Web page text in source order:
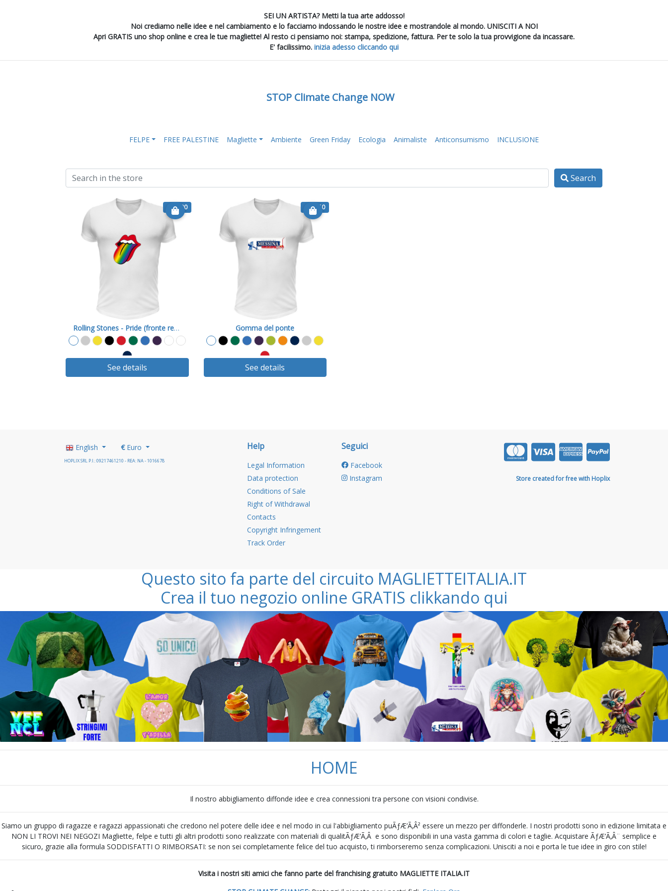
SEI UN ARTISTA? Metti la tua arte addosso!
Noi crediamo nelle idee e nel cambiamento e lo facciamo indossando le nostre idee e mostrandole al mondo. UNISCITI A NOI
Apri GRATIS uno shop online e crea le tue magliette! Al resto ci pensiamo noi: stampa, spedizione, fattura. Per te solo la tua provvigione da incassare.
E' facilissimo. inizia adesso cliccando qui
STOP Climate Change NOW
FELPE FREE PALESTINE Magliette Ambiente Green Friday Ecologia Animaliste Anticonsumismo INCLUSIONE
Search
€ 20.00
Rolling Stones - Pride (fronte retro)
See details
€ 20.50
Gomma del ponte
See details
English €Euro
HOPLIX SRL P.I.: 09217461210 - REA: NA - 1016678
Help
Legal Information
Data protection
Conditions of Sale
Right of Withdrawal
Contacts
Copyright Infringement
Track Order
Seguici
Facebook
Instagram
Store created for free with Hoplix
Questo sito fa parte del circuito MAGLIETTEITALIA.IT
Crea il tuo negozio online GRATIS clikkando qui
HOME
Il nostro abbigliamento diffonde idee e crea connessioni tra persone con visioni condivise.
Siamo un gruppo di ragazze e ragazzi appassionati che credono nel potere delle idee e nel modo in cui l'abbigliamento puÃƒÆ’Ã‚Â² essere un mezzo per diffonderle. I nostri prodotti sono in edizione limitata e
NON LI TROVI NEI NEGOZI Magliette, felpe e tutti gli altri prodotti sono realizzate con materiali di qualitÃƒÆ’Ã‚Â e sono disponibili in una vasta gamma di colori e taglie. Acquistare ÃƒÆ’Ã‚Â¨ semplice e
sicuro, grazie alla formula SODDISFATTI O RIMBORSATI: se non sei completamente felice del tuo acquisto, ti rimborseremo senza complicazioni. Unisciti a noi e porta le tue idee in giro con stile!
Visita i nostri siti amici che fanno parte del franchising gratuito MAGLIETTE ITALIA.IT